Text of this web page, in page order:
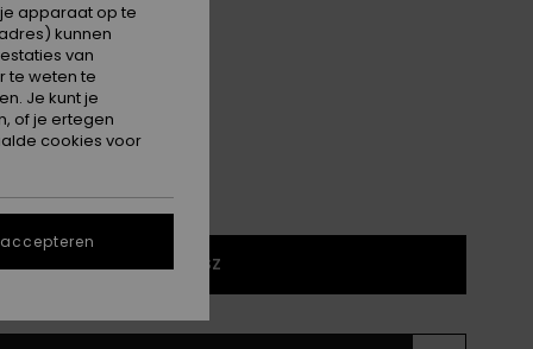
ml Turquoise
1SZ
apparaat op te
kunnen
van
te weten te
Je kunt je
of je ertegen
cookies voor